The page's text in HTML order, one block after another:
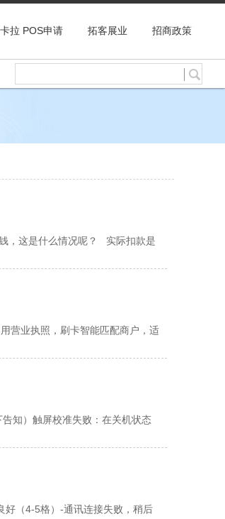
拉 POS申请 拓客展业 招商政策
，这是什么情况呢？ 实际扣款是
营业执照，刷卡智能匹配商户，适
知）触屏校准失败：在关机状态
（4-5格）-通讯连接失败，稍后